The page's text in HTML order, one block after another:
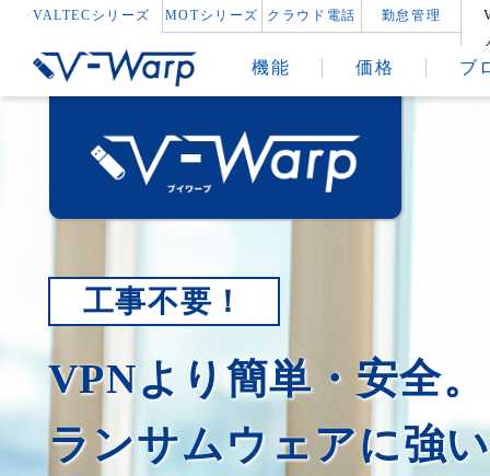
VALTECシリーズ MOTシリーズ クラウド電話 勤怠管理
機能 価格 ブ
工事不要！
VPNより簡単・安全。
ランサムウェアに強